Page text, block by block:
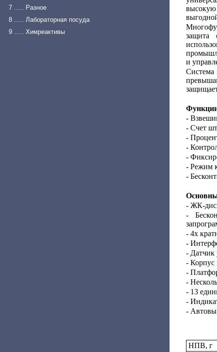
7 ..... Разное
8 ..... Лабораторная посуда
9 ..... Химреактивы
защита
и
Система
-
- Счет
-
-
-
- Режим
-
- ЖК-
-
- 4х
-
- Датчик
- Корпус
-
-
- 13
-
-
НПВ, г